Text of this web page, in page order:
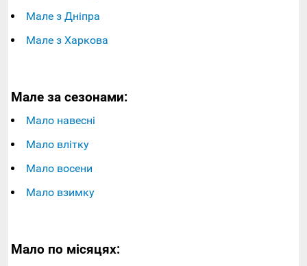
Мале з Дніпра
Мале з Харкова
Мале за сезонами:
Мало навесні
Мало влітку
Мало восени
Мало взимку
Мало по місяцях: